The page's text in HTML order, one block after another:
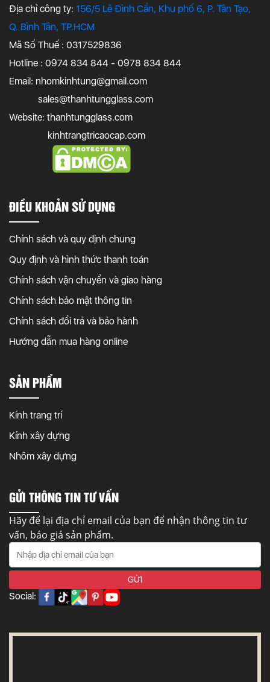
Địa chỉ công ty: 156/5 Lê Đình Cẩn, Khu phố 6, P. Tân Tạo,
Q. Bình Tân, TP.HCM
Mã Số Thuế : 0317529836
Hotline : 0974 834 844 - 0978 834 844
Email: nhomkinhtung@gmail.com
sales@thanhtungglass.com
Website: thanhtungglass.com
kinhtrangtricaocap.com
ĐIỀU KHOẢN SỬ DỤNG
Chính sách và quy định chung
Quy định và hình thức thanh toán
Chính sách vận chuyển và giao hàng
Chính sách bảo mật thông tin
Chính sách đổi trả và bảo hành
Hướng dẫn mua hàng online
SẢN PHẨM
Kính trang trí
Kính xây dựng
Nhôm xây dựng
GỬI THÔNG TIN TƯ VẤN
Hãy để lại địa chỉ email của bạn để nhận thông tin tư
vấn, báo giá sản phẩm.
Social: